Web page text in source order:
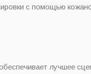
с помощью
лучшее